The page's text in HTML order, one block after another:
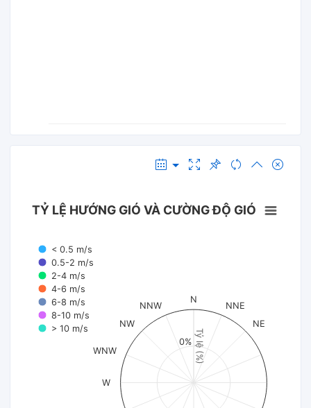
Tỷ lệ (%)
TỶ LỆ HƯỚNG GIÓ VÀ CƯỜNG ĐỘ GIÓ
< 0.5 m/s
0.5-2 m/s
2-4 m/s
4-6 m/s
6-8 m/s
8-10 m/s
> 10 m/s
N
NNE
NE
W
WNW
NW
NNW
0%